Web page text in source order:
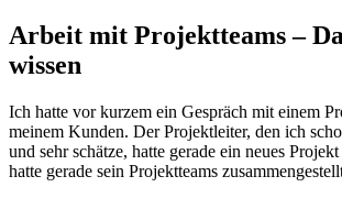
Arbeit mit Projektteams –
wissen
Ich hatte vor kurzem ein Gespräch mit einem
meinem Kunden. Der Projektleiter, den ich
und sehr schätze, hatte gerade ein neues
hatte gerade sein Projektteams